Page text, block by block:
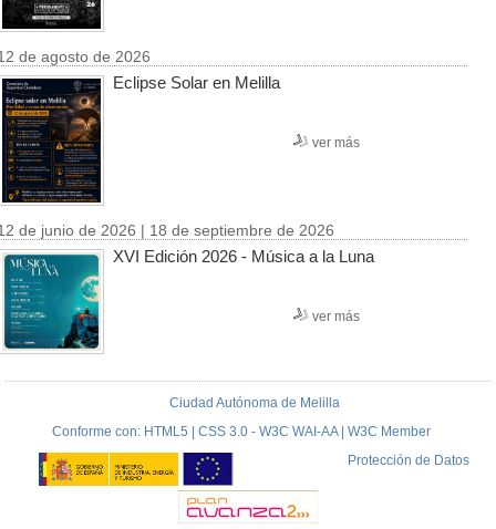
de agosto de 2026
Eclipse Solar en Melilla
ver más
de junio de 2026 | 18 de septiembre de 2026
XVI Edición 2026 - Música a la Luna
ver más
Ciudad Autónoma de Melilla
Conforme con: HTML5 | CSS 3.0 - W3C WAI-AA | W3C Member
Protección de Datos